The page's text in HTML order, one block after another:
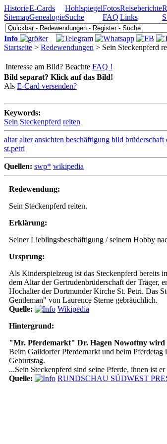
HistorieE-Cards HohlspiegelFotosReiseberichte
SitemapGenealogieSuche FAQ Links
Info
Startseite > Redewendungen > Sein Steckenpferd
Interesse am Bild? Beachte FAQ !
Bild separat? Klick auf das Bild!
Als E-Card versenden?
Keywords:
Sein Steckenpferd reiten
altar alter ansichten beschäftigung bild brüderschaft
st.petri
Quellen: swp* wikipedia
Redewendung:
Sein Steckenpferd reiten.
Erklärung:
Seiner Lieblingsbeschäftigung / seinem Hobby
Ursprung:
Als Kinderspielzeug ist das Steckenpferd bereits
dem Altar der Gertrudenbrüderschaft der Träger,
Hochalter der Dortmunder Kirche St. Petri. Das
Gentleman" von Laurence Sterne gebräuchlich.
Quelle:
Wikipedia
Hintergrund:
"Mr. Pferdemarkt" Dr. Hagen Nowottny wird
Beim Gaildorfer Pferdemarkt und beim
Geburtstag.
...Sein Steckenpferd sind seine Pferde, ihnen ist
Quelle:
RUNDSCHAU SÜDWEST